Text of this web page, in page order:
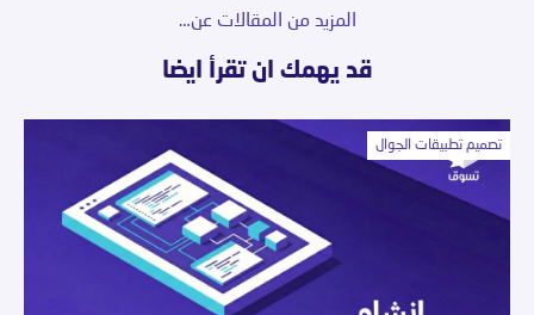
المزيد من المقالات عن…
قد يهمك ان تقرأ ايضا
تصميم تطبيقات الجوال